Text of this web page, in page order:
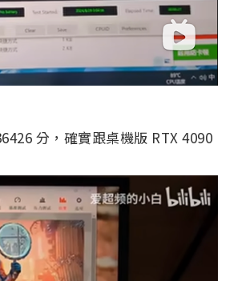
分，確實跟桌機版 RTX 4090